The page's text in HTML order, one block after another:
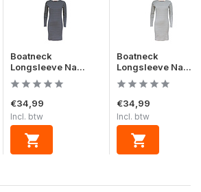
Boatneck
Longsleeve Na...
€34,99
Incl. btw
Boatneck
Longsleeve Na...
€34,99
Incl. btw